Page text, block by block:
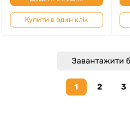
Купити в один клік
Завантажити
1 2 3